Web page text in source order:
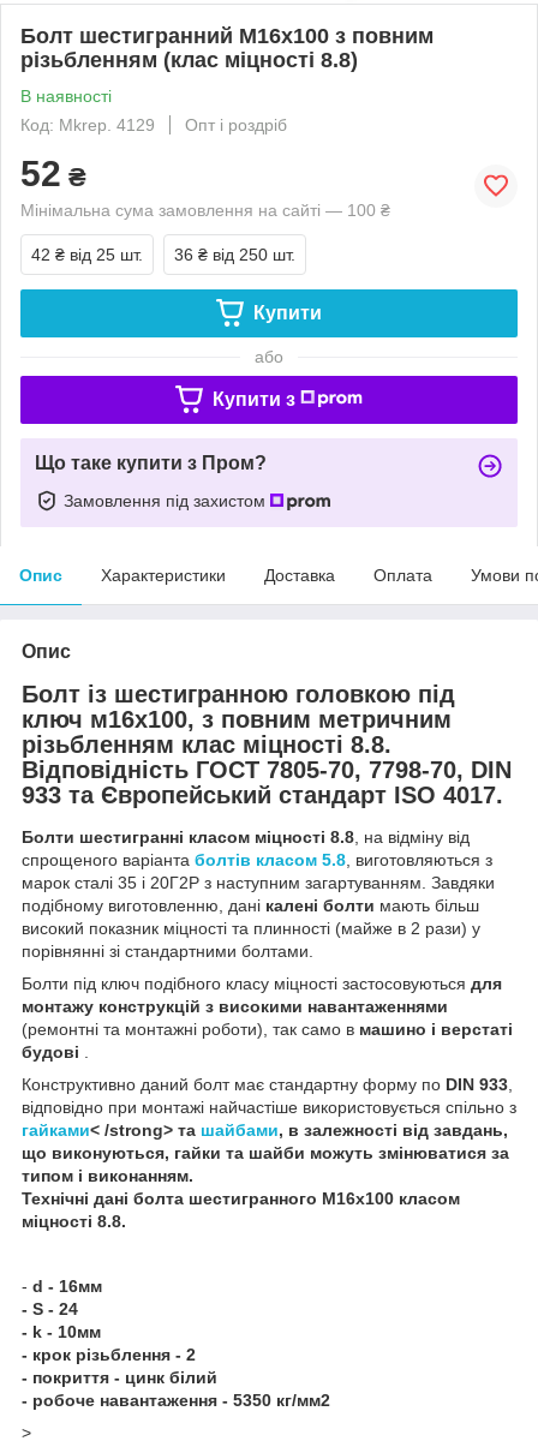
Болт шестигранний М16х100 з повним
різьбленням (клас міцності 8.8)
В наявності
Код: Mkrep. 4129
Опт і роздріб
52 ₴
Мінімальна сума замовлення на сайті — 100 ₴
42 ₴ від 25 шт. 36 ₴ від 250 шт.
Купити
або
Купити з
Що таке купити з Пром?
Замовлення під захистом
Опис Характеристики Доставка Оплата Умови
Опис
Болт із шестигранною головкою під
ключ м16х100, з повним метричним
різьбленням клас міцності 8.8.
Відповідність ГОСТ 7805-70, 7798-70, DIN
933 та Європейський стандарт ISO 4017.
Болти шестигранні класом міцності 8.8, на відміну від
спрощеного варіанта болтів класом 5.8, виготовляються з
марок сталі 35 і 20Г2Р з наступним загартуванням. Завдяки
подібному виготовленню, дані калені болти мають більш
високий показник міцності та плинності (майже в 2 рази) у
порівнянні зі стандартними болтами.
Болти під ключ подібного класу міцності застосовуються для
монтажу конструкцій з високими навантаженнями
(ремонтні та монтажні роботи), так само в машино і верстаті
будові .
Конструктивно даний болт має стандартну форму по DIN 933,
відповідно при монтажі найчастіше використовується спільно з
гайками< /strong> та шайбами, в залежності від завдань,
що виконуються, гайки та шайби можуть змінюватися за
типом і виконанням.
Технічні дані болта шестигранного М16х100 класом
міцності 8.8.
- d - 16мм
- S - 24
- k - 10мм
- крок різьблення - 2
- покриття - цинк білий
- робоче навантаження - 5350 кг/мм2
>